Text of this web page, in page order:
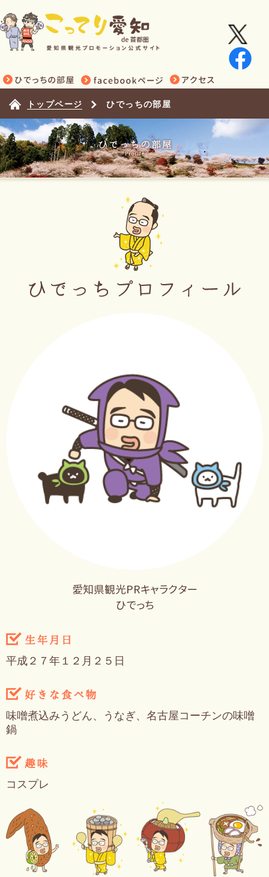
トップページ ひでっちの部屋
愛知県観光PRキャラクター
ひでっち
平成２７年１２月２５日
味噌煮込みうどん、うなぎ、名古屋コーチンの味噌
鍋
コスプレ